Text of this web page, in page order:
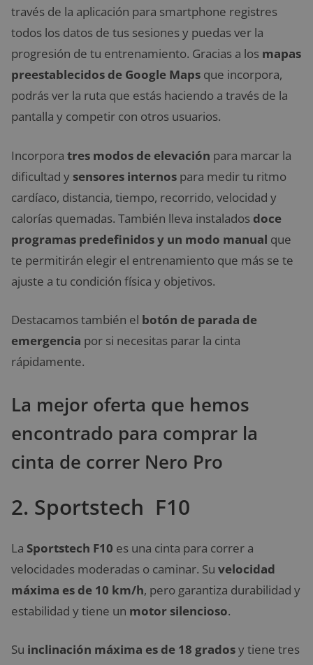
través de la aplicación para smartphone registres
todos los datos de tus sesiones y puedas ver la
progresión de tu entrenamiento. Gracias a los mapas
preestablecidos de Google Maps que incorpora,
podrás ver la ruta que estás haciendo a través de la
pantalla y competir con otros usuarios.
Incorpora tres modos de elevación para marcar la
dificultad y sensores internos para medir tu ritmo
cardíaco, distancia, tiempo, recorrido, velocidad y
calorías quemadas. También lleva instalados doce
programas predefinidos y un modo manual que
te permitirán elegir el entrenamiento que más se te
ajuste a tu condición física y objetivos.
Destacamos también el botón de parada de
emergencia por si necesitas parar la cinta
rápidamente.
La mejor oferta que hemos
encontrado para comprar la
cinta de correr Nero Pro
2. Sportstech F10
La Sportstech F10 es una cinta para correr a
velocidades moderadas o caminar. Su velocidad
máxima es de 10 km/h, pero garantiza durabilidad y
estabilidad y tiene un motor silencioso.
Su inclinación máxima es de 18 gradosy tiene tres